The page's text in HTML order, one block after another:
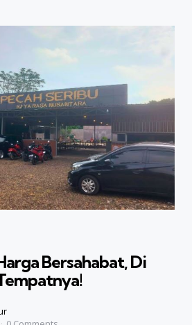
Bersahabat, Di